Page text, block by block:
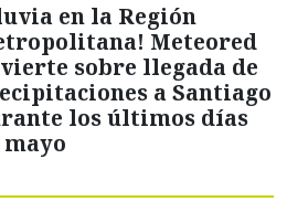
en la Región
Meteored
sobre llegada de
a Santiago
los últimos días
mayo